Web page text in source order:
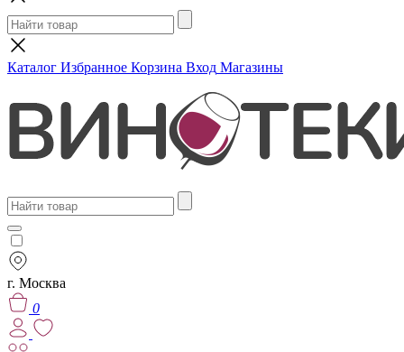
Каталог Избранное Корзина Вход Магазины
г. Москва
0